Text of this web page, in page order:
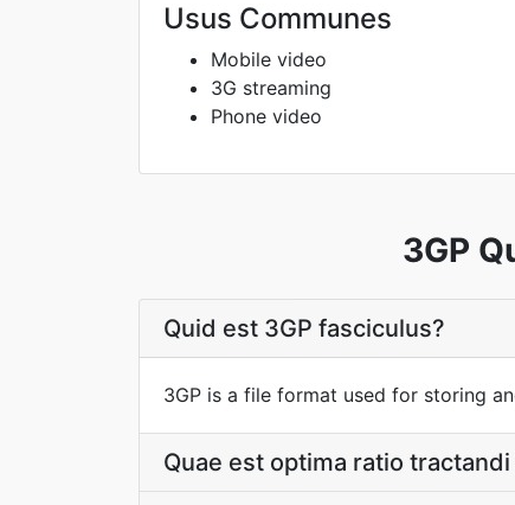
Usus Communes
Mobile video
3G streaming
Phone video
3GP
Quid est 3GP fasciculus?
3GP is a file format used for storing
Quae est optima ratio